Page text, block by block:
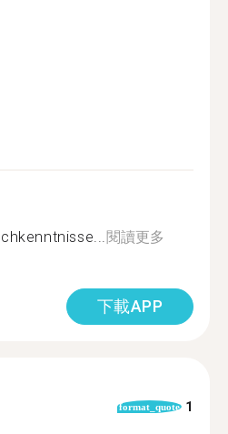
閱讀更多
下載APP
format_quote 1